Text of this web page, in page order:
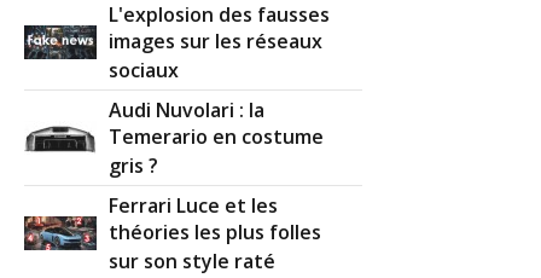
L'explosion des fausses
images sur les réseaux
sociaux
Audi Nuvolari : la
Temerario en costume
gris ?
Ferrari Luce et les
théories les plus folles
sur son style raté